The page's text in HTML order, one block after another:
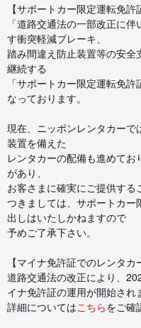
【サポートカー限定運転免許
「道路交通法の一部改正に
す衝突軽減ブレーキ、
踏み間違え防止装置等の安
継続する
「サポートカー限定運転免
なっております。
現在、ニッポンレンタカー
装置を備えた
レンタカーの配備も進めて
があり、
お客さまに確実にご提供する
つきましては、サポートカ
出しはいたしかねますので
予めご了承下さい。
【マイナ免許証でのレンタ
道路交通法の改正により、
イナ免許証の運用が開始され
詳細についてはこちらをご確